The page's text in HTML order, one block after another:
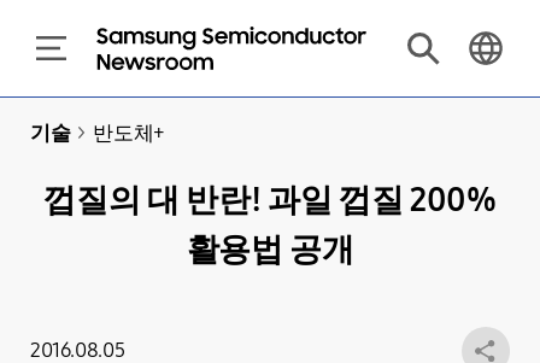
기술 > 반도체+
껍질의 대 반란! 과일 껍질 200%
활용법 공개
2016.08.05